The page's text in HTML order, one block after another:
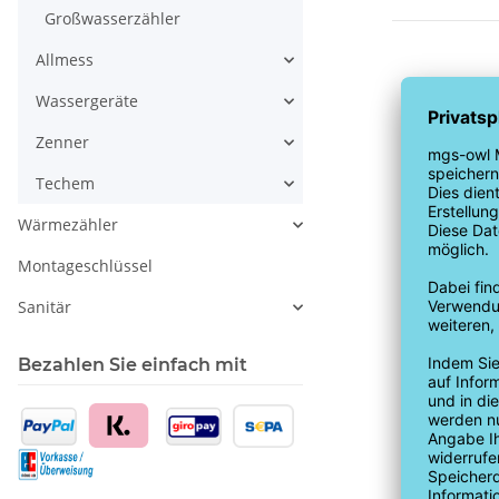
Großwasserzähler
Allmess
Wassergeräte
Zenner
Techem
Wärmezähler
Montageschlüssel
Sanitär
Bezahlen Sie einfach mit